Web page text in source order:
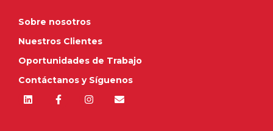
Sobre nosotros
Nuestros Clientes
Oportunidades de Trabajo
Contáctanos y Síguenos